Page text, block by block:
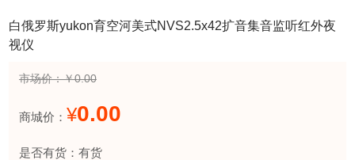
白俄罗斯yukon育空河美式NVS2.5x42扩音集音监听红外夜
视仪
市场价：￥0.00
商城价： ¥0.00
是否有货：有货